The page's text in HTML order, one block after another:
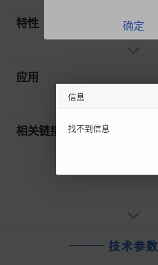
特性
应用
相关链接
技术参数
确定
信息
找不到信息